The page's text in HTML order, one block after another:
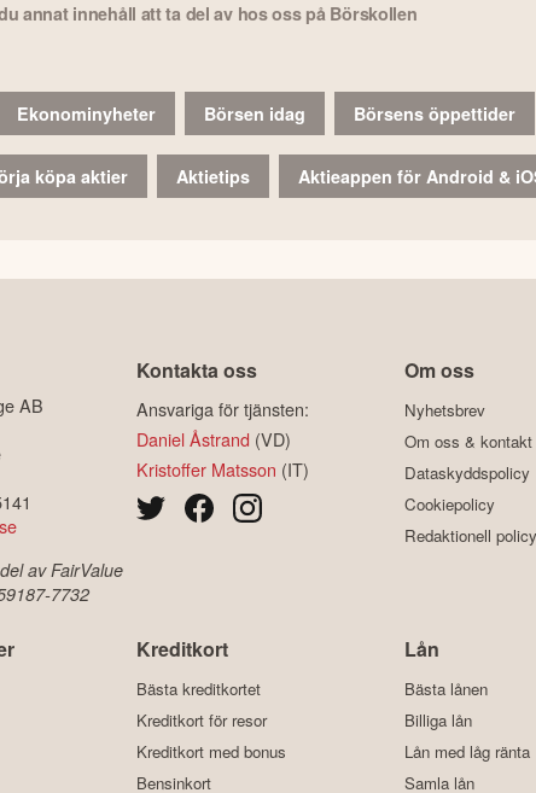
annat innehåll att ta del av hos oss på Börskollen
Ekonominyheter Börsen idag Börsens öppettider
köpa aktier Aktietips Aktieappen för Android &
AB
av FairValue
7732
Kontakta oss
Ansvariga för tjänsten:
Daniel Åstrand (VD)
Kristoffer Matsson (IT)
Om oss
Nyhetsbrev
Om oss & kontakt
Dataskyddspolicy
Cookiepolicy
Redaktionell policy
Kreditkort
Bästa kreditkortet
Kreditkort för resor
Kreditkort med bonus
Bensinkort
Lån
Bästa lånen
Billiga lån
Lån med låg ränta
Samla lån